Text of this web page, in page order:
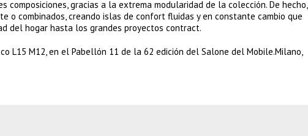
gracias a la extrema modularidad de la colección. De hecho,
o combinados, creando islas de confort fluidas y en constante cambio que
del hogar hasta los grandes proyectos contract.
L15 M12, en el Pabellón 11 de la 62 edición del Salone del Mobile.Milano,